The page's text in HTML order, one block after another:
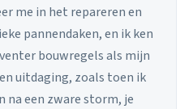
me in het repareren en
pannendaken, en ik ken
bouwregels als mijn
uitdaging, zoals toen ik
na een zware storm, je